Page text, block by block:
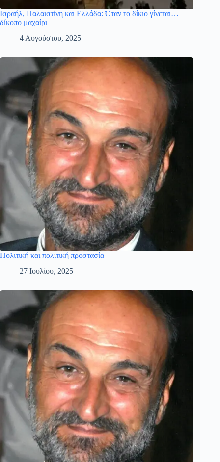
Ισραήλ, Παλαιστίνη και Ελλάδα: Όταν το δίκιο γίνεται…
δίκοπο μαχαίρι
4 Αυγούστου, 2025
Πολιτική και πολιτική προστασία
27 Ιουλίου, 2025